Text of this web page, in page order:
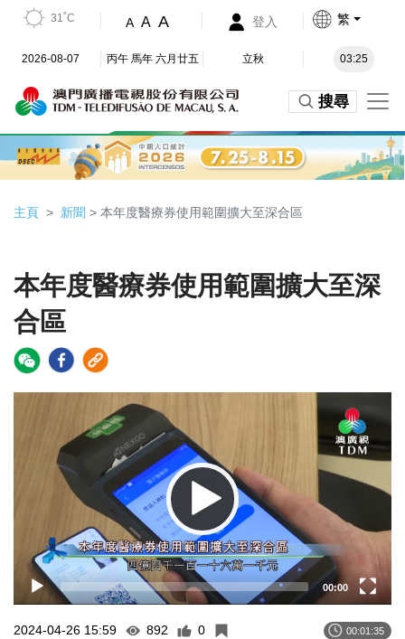
31˚C A A A 登入 繁
2026-08-07 丙午 馬年 六月廿五 立秋 03:25
搜尋
主頁 新聞 > 本年度醫療券使用範圍擴大至深合區
本年度醫療券使用範圍擴大至深
合區
00:00
2024-04-26 15:59 892 0 00:01:35